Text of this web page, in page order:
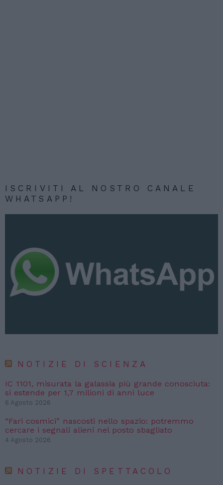
ISCRIVITI AL NOSTRO CANALE
WHATSAPP!
NOTIZIE DI SCIENZA
IC 1101, misurata la galassia più grande conosciuta:
si estende per 1,7 milioni di anni luce
6 Agosto 2026
“Fari cosmici” nascosti nello spazio: potremmo
cercare i segnali alieni nel posto sbagliato
4 Agosto 2026
NOTIZIE DI SPETTACOLO